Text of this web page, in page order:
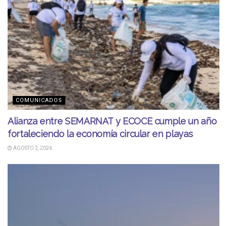
COMUNICADOS
Alianza entre SEMARNAT y ECOCE cumple un año
fortaleciendo la economía circular en playas
AGOSTO 2, 2026